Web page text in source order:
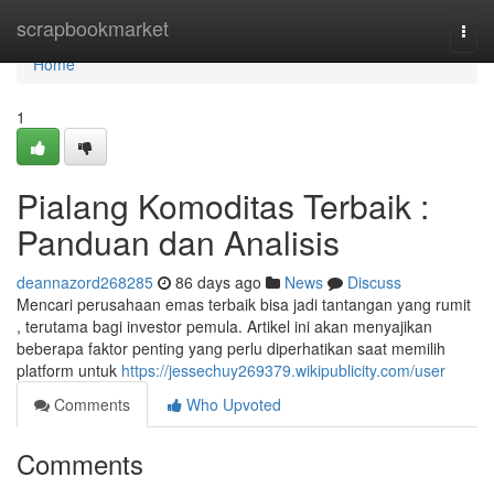
scrapbookmarket
Home
Home
1
Pialang Komoditas Terbaik :
Panduan dan Analisis
deannazord268285 86 days ago News
Discuss
Mencari perusahaan emas terbaik bisa jadi tantangan yang rumit
, terutama bagi investor pemula. Artikel ini akan menyajikan
beberapa faktor penting yang perlu diperhatikan saat memilih
platform untuk https://jessechuy269379.wikipublicity.com/user
Comments
Who Upvoted
Comments